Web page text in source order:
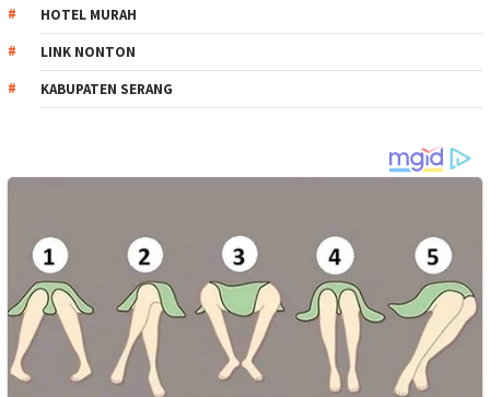
HOTEL MURAH
LINK NONTON
KABUPATEN SERANG